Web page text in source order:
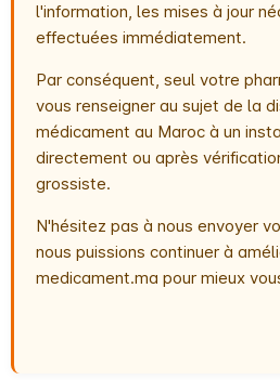
l'information, les mises à jour
effectuées immédiatement.
Par conséquent, seul votre
vous renseigner au sujet de la
médicament au Maroc à un
directement ou après
grossiste.
N'hésitez pas à nous envoyer
nous puissions continuer à
medicament.ma pour mieux